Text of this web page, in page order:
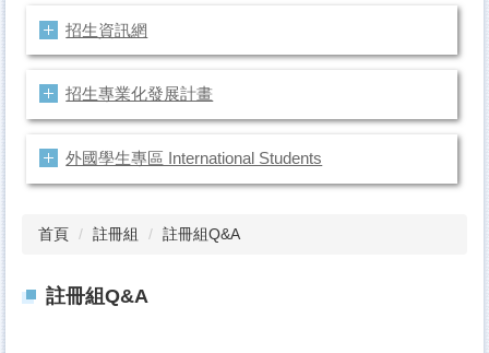
招生資訊網
招生專業化發展計畫
外國學生專區 International Students
首頁 註冊組 註冊組Q&A
註冊組Q&A